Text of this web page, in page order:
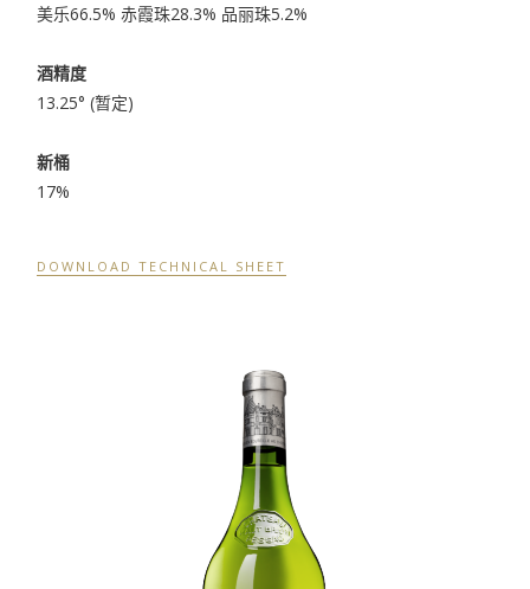
美乐66.5% 赤霞珠28.3% 品丽珠5.2%
酒精度
13.25° (暂定)
新桶
17%
DOWNLOAD TECHNICAL SHEET